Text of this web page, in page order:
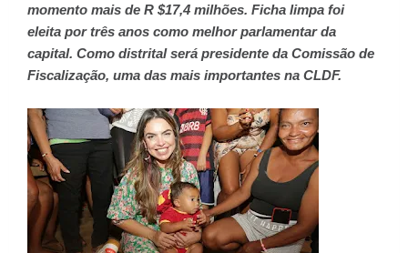
momento mais de R $17,4 milhões. Ficha limpa foi
eleita por três anos como melhor parlamentar da
capital. Como distrital será presidente da Comissão de
Fiscalização, uma das mais importantes na CLDF.